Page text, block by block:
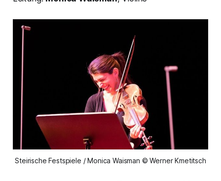
Steirische Festspiele / Monica Waisman © Werner Kmetitsch